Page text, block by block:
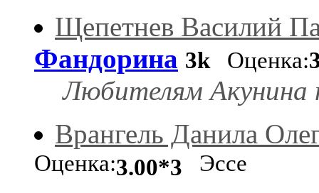
Щепетнев Василий
Фандорина 3kОценка:
Любителям Акунина
Врангель Данила
Оценка:3.00*3
Эссе